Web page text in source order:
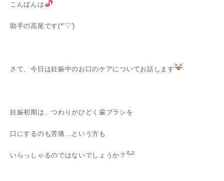
こんばんは
助手の高尾です(*'▽')
さて、今日は妊娠中のお口のケアについてお話します
妊娠初期は、つわりがひどく歯ブラシを
口にするのも苦痛…という方も
いらっしゃるのではないでしょうか？